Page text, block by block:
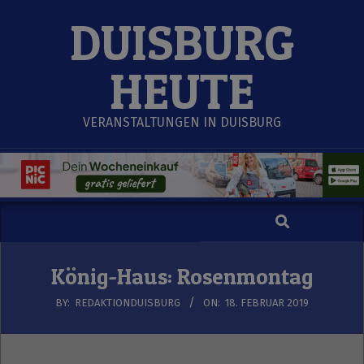
DUISBURG
HEUTE
VERANSTALTUNGEN IN DUISBURG
Search
König-Haus: Rosenmontag
BY: REDAKTIONDUISBURG ON: 18. FEBRUAR 2019